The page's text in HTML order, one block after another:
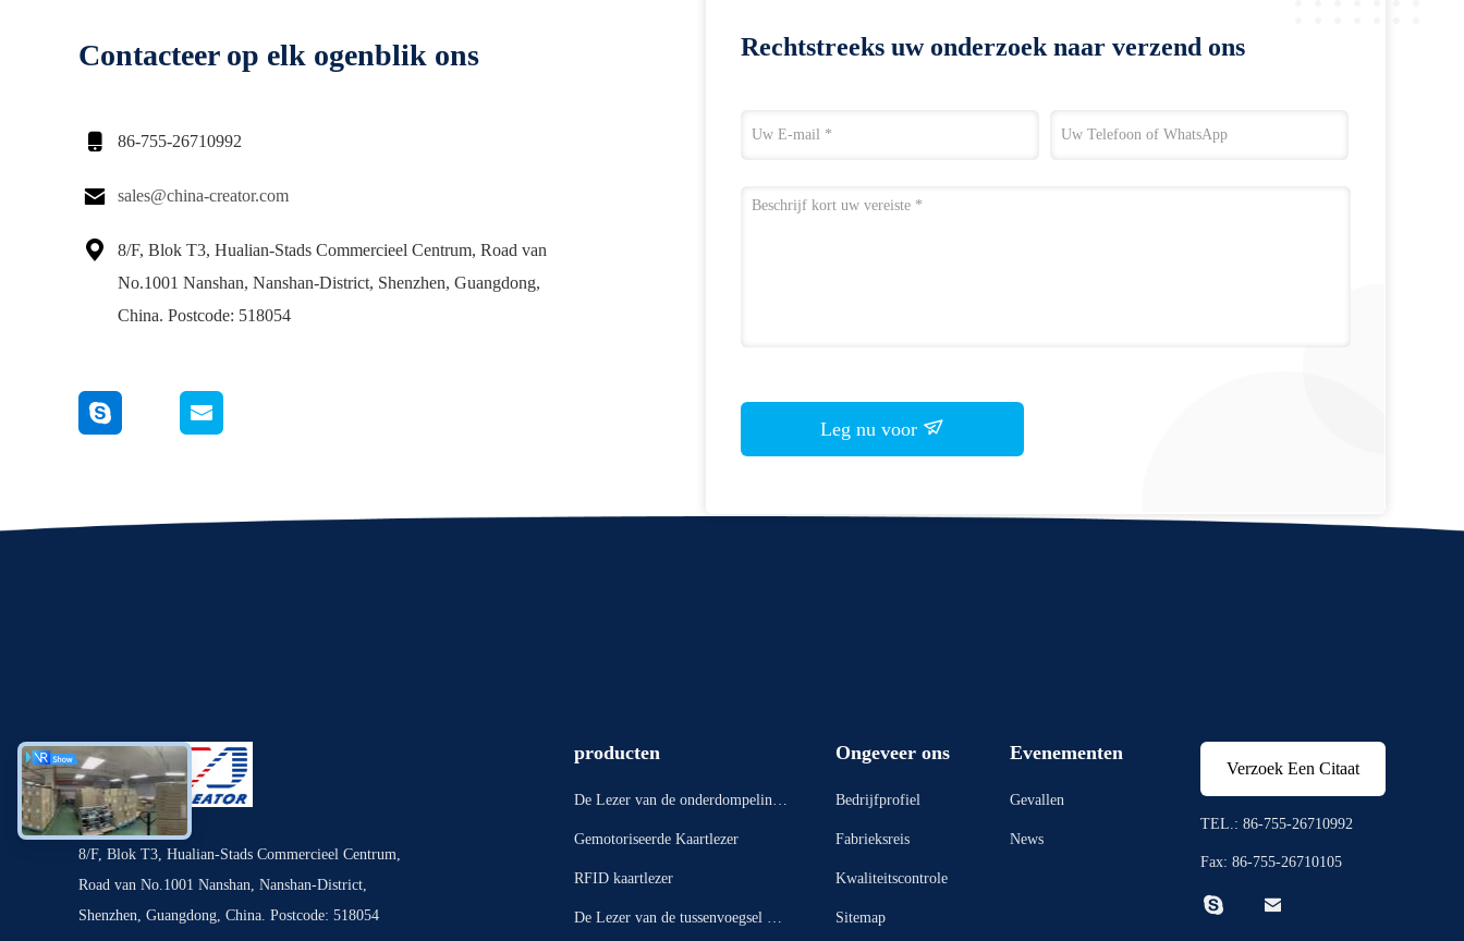
Contacteer op elk ogenblik ons
 86-755-26710992
 sales@china-creator.com

8/F, Blok T3, Hualian-Stads Commercieel Centrum, Road van
No.1001 Nanshan, Nanshan-District, Shenzhen, Guangdong,
China. Postcode: 518054
Rechtstreeks uw onderzoek naar verzend ons
Leg nu voor
8/F, Blok T3, Hualian-Stads Commercieel Centrum,
Road van No.1001 Nanshan, Nanshan-District,
Shenzhen, Guangdong, China. Postcode: 518054
producten
De Lezer van de onderdompelings
Gemotoriseerde Kaartlezer
RFID kaartlezer
De Lezer van de tussenvoegsel Ma
Ongeveer ons
Bedrijfprofiel
Fabrieksreis
Kwaliteitscontrole
Sitemap
Evenementen
Gevallen
News
Verzoek Een Citaat
TEL.: 86-755-26710992
Fax: 86-755-26710105
 